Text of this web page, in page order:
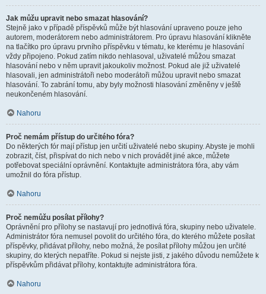
Jak můžu upravit nebo smazat hlasování?
Stejně jako v případě příspěvků může být hlasování upraveno pouze jeho
autorem, moderátorem nebo administrátorem. Pro úpravu hlasování klikněte
na tlačítko pro úpravu prvního příspěvku v tématu, ke kterému je hlasování
vždy připojeno. Pokud zatím nikdo nehlasoval, uživatelé můžou smazat
hlasování nebo v něm upravit jakoukoliv možnost. Pokud ale již uživatelé
hlasovali, jen administrátoři nebo moderátoři můžou upravit nebo smazat
hlasování. To zabrání tomu, aby byly možnosti hlasování změněny v ještě
neukončeném hlasování.
Nahoru
Proč nemám přístup do určitého fóra?
Do některých fór mají přístup jen určití uživatelé nebo skupiny. Abyste je mohli
zobrazit, číst, přispívat do nich nebo v nich provádět jiné akce, můžete
potřebovat speciální oprávnění. Kontaktujte administrátora fóra, aby vám
umožnil do fóra přístup.
Nahoru
Proč nemůžu posílat přílohy?
Oprávnění pro přílohy se nastavují pro jednotlivá fóra, skupiny nebo uživatele.
Administrátor fóra nemusel povolit do určitého fóra, do kterého můžete posílat
příspěvky, přidávat přílohy, nebo možná, že posílat přílohy můžou jen určité
skupiny, do kterých nepatříte. Pokud si nejste jisti, z jakého důvodu nemůžete k
příspěvkům přidávat přílohy, kontaktujte administrátora fóra.
Nahoru